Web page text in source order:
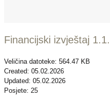
Financijski izvještaj
Veličina datoteke: 564.47 KB
Created: 05.02.2026
Updated: 05.02.2026
Posjete: 25